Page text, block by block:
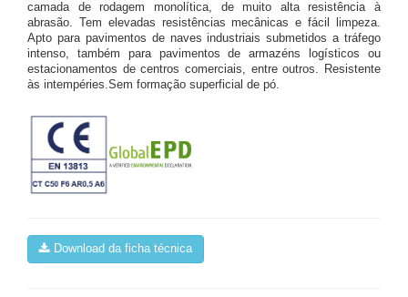
camada de rodagem monolítica, de muito alta resistência à
abrasão. Tem elevadas resistências mecânicas e fácil limpeza.
Apto para pavimentos de naves industriais submetidos a tráfego
intenso, também para pavimentos de armazéns logísticos ou
estacionamentos de centros comerciais, entre outros. Resistente
às intempéries.Sem formação superficial de pó.
Download da ficha técnica